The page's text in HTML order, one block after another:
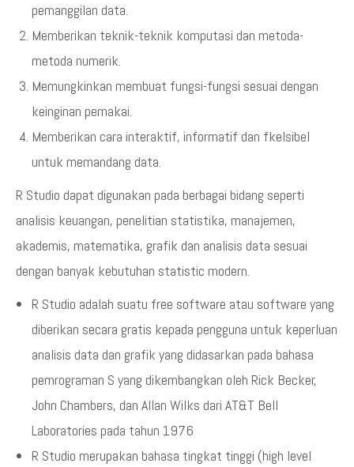
pemanggilan data.
Memberikan teknik-teknik komputasi dan metoda-
metoda numerik.
Memungkinkan membuat fungsi-fungsi sesuai dengan
keinginan pemakai.
Memberikan cara interaktif, informatif dan fkelsibel
untuk memandang data.
R Studio dapat digunakan pada berbagai bidang seperti
analisis keuangan, penelitian statistika, manajemen,
akademis, matematika, grafik dan analisis data sesuai
dengan banyak kebutuhan statistic modern.
R Studio adalah suatu free software atau software yang
diberikan secara gratis kepada pengguna untuk keperluan
analisis data dan grafik yang didasarkan pada bahasa
pemrograman S yang dikembangkan oleh Rick Becker,
John Chambers, dan Allan Wilks dari AT&T Bell
Laboratories pada tahun 1976
R Studio merupakan bahasa tingkat tinggi (high level